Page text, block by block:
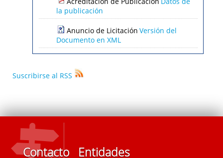
la publicación
Anuncio de Licitación Versión del
Documento en XML
Suscribirse al RSS
Contacto Entidades